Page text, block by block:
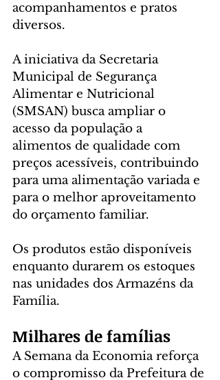
acompanhamentos e pratos
diversos.
A iniciativa da Secretaria
Municipal de Segurança
Alimentar e Nutricional
(SMSAN) busca ampliar o
acesso da população a
alimentos de qualidade com
preços acessíveis, contribuindo
para uma alimentação variada e
para o melhor aproveitamento
do orçamento familiar.
Os produtos estão disponíveis
enquanto durarem os estoques
nas unidades dos Armazéns da
Família.
Milhares de famílias
A Semana da Economia reforça
o compromisso da Prefeitura de